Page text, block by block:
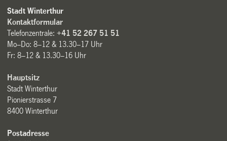
Stadt Winterthur
Kontaktformular
Telefonzentrale:+41 52 267 51 51
Mo–Do: 8–12 & 13.30–17 Uhr
Fr: 8–12 & 13.30–16 Uhr
Hauptsitz
Stadt Winterthur
Pionierstrasse 7
8400 Winterthur
Postadresse